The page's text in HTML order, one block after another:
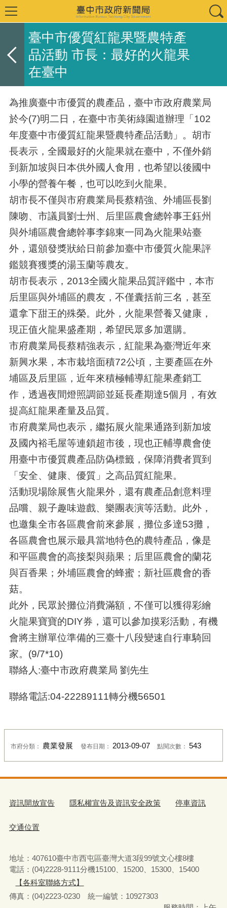
臺中市優質紅龍果暨農特產
品活動 市長：最好的火龍果
在臺中
為推廣臺中市優質的農產品，臺中市政府農業局
於今(7)明二日，在臺中市美術綠園道辦理「102
年度臺中市優質紅龍果暨農特產品活動」。胡市
長表示，全國最好的火龍果就在臺中，不僅外銷
到新加坡與日本供外國人食用，也希望以後國中
小學的營養午餐，也可以吃到火龍果。
胡市長不僅與市府農業局長蔡精強、外埔區長劉
陳吻、市議員劉士州、后里區農會總幹事王鈺州
與外埔區農會總幹事李錦東一同為火龍果站臺
外，還頒發獎狀給日前參加臺中市優質火龍果評
鑑競賽獲獎的湯玉蘭等農友。
胡市長表示，2013全國火龍果品質評鑑中，本市
后里區與外埔區的農友，不僅囊括前三名，甚至
還拿下甜王的殊榮。此外，火龍果營養又健康，
現正值火龍果盛產期，希望民眾多加選購。
市府農業局長蔡精強表示，紅龍果為臺灣近年來
新興水果，本市栽培面積72公頃，主要產區在外
埔區及后里區，近年來積極輔導紅龍果產銷工
作，透過夜間燈照調節並延長產期達5個月，有效
提高紅龍果產量及品質。
市府農業局也表示，繼拓展火龍果通路到新加坡
及國內裕毛屋等連鎖超市後，現也正輔導農會使
用臺中市優質農產品防偽標籤，保障消費者買到
「安全、健康、優質」之高品質紅龍果。
活動現場除展售火龍果外，還有農產品創意料理
品嚐、親子趣味遊戲、樂團表演等活動。此外，
也邀集全市各區農會前來參展，攤位多達53攤，
各區農會也展示最具當地特色的農特產品，像是
和平區農會的高接梨與蘋果；后里區農會的蘭花
與百香果；外埔區農會的蜂蜜；新社區農會的香
菇。
此外，民眾於攤位消費滿額，不僅可以獲得彩繪
火龍果寶寶的DIY券，還可以參加摸彩活動，有機
會將主辦單位準備的三臺十八段變速自行車騎回
家。(9/7*10)
聯絡人:臺中市政府農業局 劉先生
聯絡電話:04-22289111轉分機56501
市府分類： 農業發展 發布日期： 2013-09-07 點閱次數：543
資訊開放宣告 隱私權宣告及資訊安全政策 停車資訊
交通位置
地址：407610臺中市西屯區臺灣大道3段99號文心樓8樓
電話：(04)2228-9111分機15100、15200、15300、15400
【各科室聯絡方式】
傳真：(04)2223-0230 統一編號 ： 10927303